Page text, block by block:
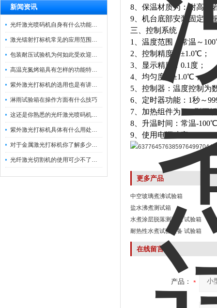
新闻资讯
光纤激光喷码机自身有什么功能？不妨看看下文
激光镭射打标机常见的应用范围如下
包装耐压试验机为何如此受欢迎呢？
高温充氮烤箱具有怎样的功能特点呢？
紫外激光打标机的选用也是有讲究的
淋雨试验箱在操作方面有什么技巧
这还是你熟悉的光纤激光喷码机吗？
紫外激光打标机具体有什么用处呢？
对于金属激光打标机你了解多少呢？
光纤激光切割机的使用可少不了以下步骤
8、保温材质为：耐高温
9、机台底部安装固定防
三、控制系统：
1、温度范围：常温～
2、控制精度：±1.0℃；
3、显示精度：0.1度；
4、均匀度：±1.0℃；
5、控制器：温度控制为
6、定时器功能：1秒～
7、加热组件为：U型不
8、升温时间：常温-
9、使用电源功率：AC
更多产品
中空玻璃煮沸试验箱
盐水沸煮测试箱
水煮涂层脱落测试机 试验箱
耐热性水煮试验设备 试验箱
在线留言
产品：